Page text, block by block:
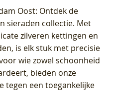
Oost: Ontdek de
sieraden collectie. Met
zilveren kettingen en
is elk stuk met precisie
wie zowel schoonheid
bieden onze
tegen een toegankelijke